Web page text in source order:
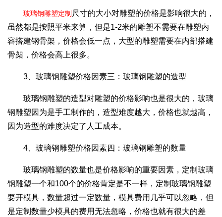
玻璃钢雕塑定制 尺寸的大小对雕塑的价格是影响很大的，
虽然都是按照平米来算，但是1-2米的雕塑不需要在雕塑内
容搭建钢骨架，价格会低一点，大型的雕塑需要在内部搭建
骨架，价格会高上很多。
3、玻璃钢雕塑价格因素三：玻璃钢雕塑的造型
玻璃钢雕塑的造型对雕塑的价格影响也是很大的，玻璃
钢雕塑因为是手工制作的，造型难度越大，价格也就越高，
因为造型的难度决定了人工成本。
4、玻璃钢雕塑价格因素四：玻璃钢雕塑的数量
玻璃钢雕塑的数量也是价格影响的重要因素，定制玻璃
钢雕塑一个和100个的价格肯定是不一样，定制玻璃钢雕塑
要开模具，数量超过一定数量，模具费用几乎可以忽略，但
是定制数量少模具的费用无法忽略，价格也就有很大的差